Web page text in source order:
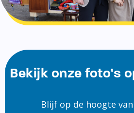
Bekijk onze foto's
Blijf op de hoogte